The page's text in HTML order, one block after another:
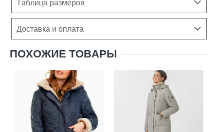
Таблица размеров
Доставка и оплата
ПОХОЖИЕ ТОВАРЫ